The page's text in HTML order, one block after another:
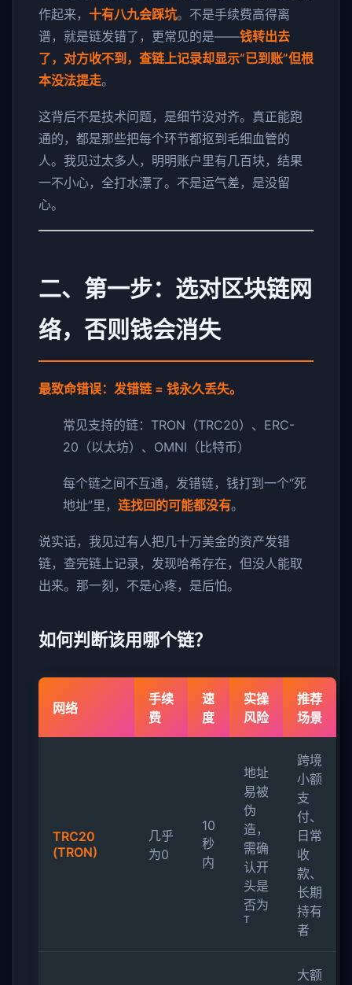
作起来， 十有八九会踩坑。不是手续费高得离
谱，就是链发错了，更常见的是——钱转出去
了，对方收不到，查链上记录却显示“已到账”但根
本没法提走。
这背后不是技术问题，是细节没对齐。真正能跑
通的，都是那些把每个环节都抠到毛细血管的
人。我见过太多人，明明账户里有几百块，结果
一不小心，全打水漂了。不是运气差，是没留
心。
二、第一步：选对区块链网
络，否则钱会消失
最致命错误：发错链 = 钱永久丢失。
常见支持的链：TRON（TRC20）、ERC-
20（以太坊）、OMNI（比特币）
每个链之间不互通，发错链，钱打到一个“死
地址”里， 连找回的可能都没有。
说实话，我见过有人把几十万美金的资产发错
链，查完链上记录，发现哈希存在，但没人能取
出来。那一刻，不是心疼，是后怕。
如何判断该用哪个链？
网络
手续
费
速
度
实操
风险
推荐
场景
TRC20
(TRON)
几乎
为0
10
秒
内
地址
易被
伪
造，
需确
认开
头是
否为
T
跨境
小额
支
付、
日常
收
款、
长期
持有
者
大额